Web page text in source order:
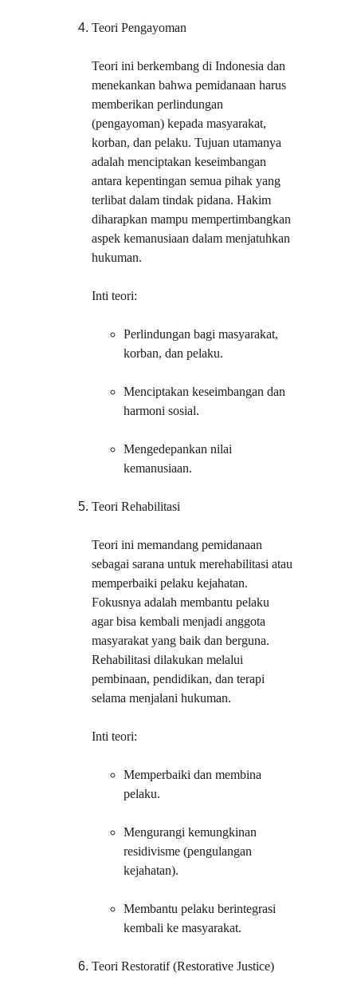
Teori Pengayoman
Teori ini berkembang di Indonesia dan
menekankan bahwa pemidanaan harus
memberikan perlindungan
(pengayoman) kepada masyarakat,
korban, dan pelaku. Tujuan utamanya
adalah menciptakan keseimbangan
antara kepentingan semua pihak yang
terlibat dalam tindak pidana. Hakim
diharapkan mampu mempertimbangkan
aspek kemanusiaan dalam menjatuhkan
hukuman.
Inti teori:
Perlindungan bagi masyarakat,
korban, dan pelaku.
Menciptakan keseimbangan dan
harmoni sosial.
Mengedepankan nilai
kemanusiaan.
Teori Rehabilitasi
Teori ini memandang pemidanaan
sebagai sarana untuk merehabilitasi atau
memperbaiki pelaku kejahatan.
Fokusnya adalah membantu pelaku
agar bisa kembali menjadi anggota
masyarakat yang baik dan berguna.
Rehabilitasi dilakukan melalui
pembinaan, pendidikan, dan terapi
selama menjalani hukuman.
Inti teori:
Memperbaiki dan membina
pelaku.
Mengurangi kemungkinan
residivisme (pengulangan
kejahatan).
Membantu pelaku berintegrasi
kembali ke masyarakat.
Teori Restoratif (Restorative Justice)